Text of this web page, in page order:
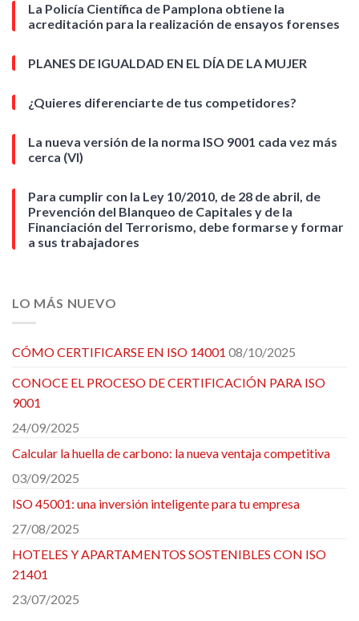
La Policía Científica de Pamplona obtiene la
acreditación para la realización de ensayos forenses
PLANES DE IGUALDAD EN EL DÍA DE LA MUJER
¿Quieres diferenciarte de tus competidores?
La nueva versión de la norma ISO 9001 cada vez más
cerca (VI)
Para cumplir con la Ley 10/2010, de 28 de abril, de
Prevención del Blanqueo de Capitales y de la
Financiación del Terrorismo, debe formarse y formar
a sus trabajadores
LO MÁS NUEVO
CÓMO CERTIFICARSE EN ISO 14001 08/10/2025
CONOCE EL PROCESO DE CERTIFICACIÓN PARA ISO
9001
24/09/2025
Calcular la huella de carbono: la nueva ventaja competitiva
03/09/2025
ISO 45001: una inversión inteligente para tu empresa
27/08/2025
HOTELES Y APARTAMENTOS SOSTENIBLES CON ISO
21401
23/07/2025